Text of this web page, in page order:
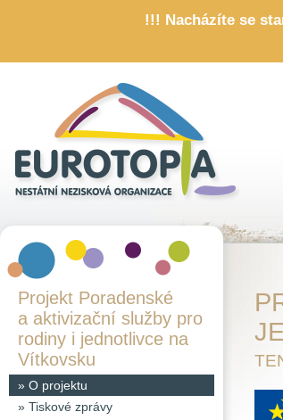
!!! Nacházíte se
Projekt Poradenské
a aktivizační služby pro
rodiny i jednotlivce na
Vítkovsku
» O projektu
» Tiskové zprávy